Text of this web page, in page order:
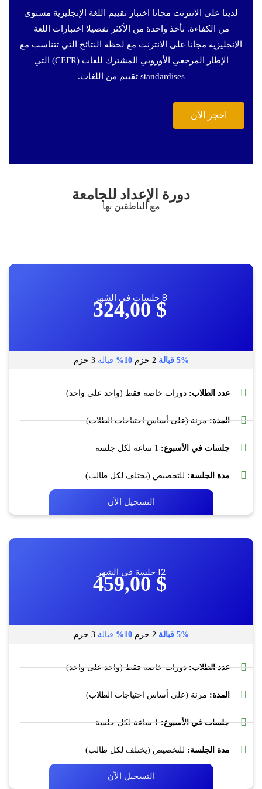
لدينا على الانترنت مجانا اختبار تقييم اللغة الإنجليزية مستوى
من الكفاءة. تأخذ واحدة من الأكثر تفصيلا اختبارات اللغة
الإنجليزية مجانا على الانترنت مع لحظة النتائج التي تتناسب مع
الإطار المرجعي الأوروبي المشترك للغات (CEFR) التي
standardises تقييم من اللغات.
احجز الآن
دورة الإعداد للجامعة
مع الناطقين بها
8 جلسات في الشهر
324,00 $
5% قبالة 10% قبالة3 حزم
عدد الطلاب:دورات خاصة فقط (واحد على واحد)
المدة:مرنة (على أساس احتياجات الطلاب)
جلسات في الأسبوع:1 ساعة لكل جلسة
مدة الجلسة: للتخصيص (يختلف لكل طالب)
التسجيل الآن
12 جلسة في الشهر
459,00$
5% قبالة 10% قبالة3 حزم
عدد الطلاب:دورات خاصة فقط (واحد على واحد)
المدة:مرنة (على أساس احتياجات الطلاب)
جلسات في الأسبوع:1 ساعة لكل جلسة
مدة الجلسة: للتخصيص (يختلف لكل طالب)
التسجيل الآن